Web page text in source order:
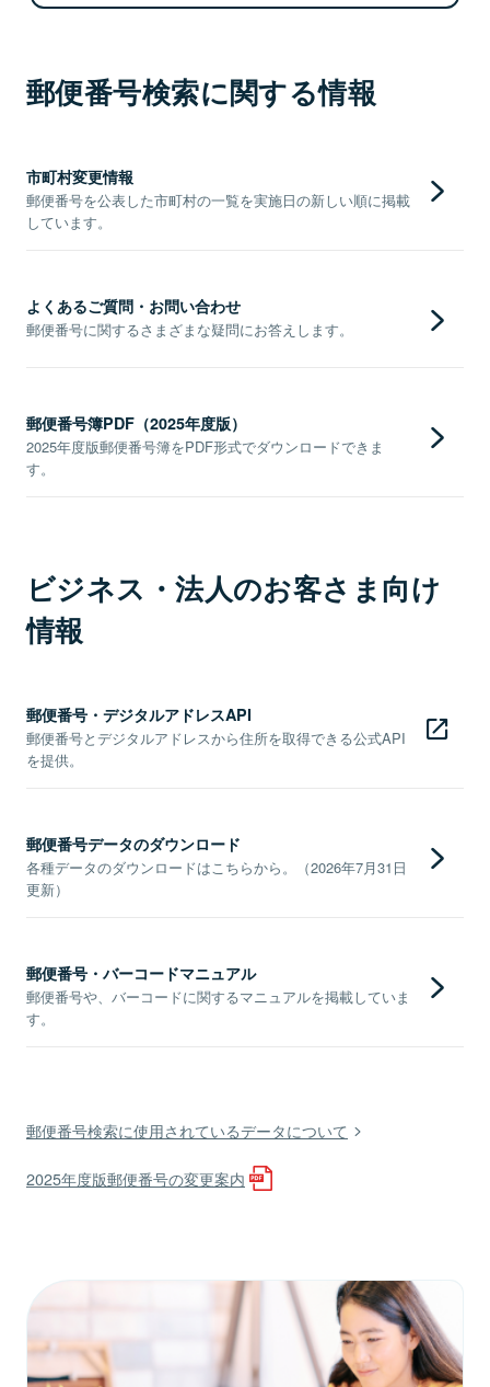
郵便番号検索に関する情報
市町村変更情報
郵便番号を公表した市町村の一覧を実施日の新しい順に掲載
しています。
よくあるご質問・お問い合わせ
郵便番号に関するさまざまな疑問にお答えします。
郵便番号簿PDF（2025年度版）
2025年度版郵便番号簿をPDF形式でダウンロードできま
す。
ビジネス・法人のお客さま向け
情報
郵便番号・デジタルアドレスAPI
郵便番号とデジタルアドレスから住所を取得できる公式API
を提供。
郵便番号データのダウンロード
各種データのダウンロードはこちらから。（2026年7月31日
更新）
郵便番号・バーコードマニュアル
郵便番号や、バーコードに関するマニュアルを掲載していま
す。
郵便番号検索に使用されているデータについて
2025年度版郵便番号の変更案内